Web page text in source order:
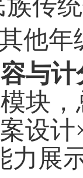
传
他年
与计
块，
设
力展